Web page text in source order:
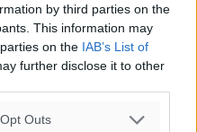
by third parties on the
This information may
on the IAB’s List of
further disclose it to other
Outs
δωρεές οργάνων στην